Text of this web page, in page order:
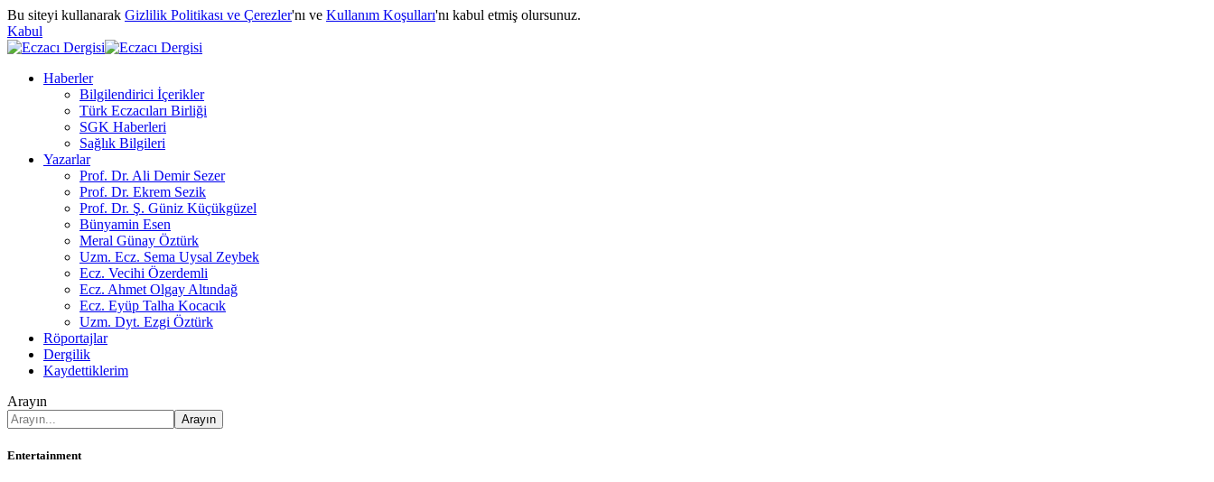
Bu siteyi kullanarak Gizlilik Politikası ve Çerezler'nı ve Kullanım Koşulları'nı kabul etmiş olursunuz.
Kabul
Haberler
Bilgilendirici İçerikler
Türk Eczacıları Birliği
SGK Haberleri
Sağlık Bilgileri
Yazarlar
Prof. Dr. Ali Demir Sezer
Prof. Dr. Ekrem Sezik
Prof. Dr. Ş. Güniz Küçükgüzel
Bünyamin Esen
Meral Günay Öztürk
Uzm. Ecz. Sema Uysal Zeybek
Ecz. Vecihi Özerdemli
Ecz. Ahmet Olgay Altındağ
Ecz. Eyüp Talha Kocacık
Uzm. Dyt. Ezgi Öztürk
Röportajlar
Dergilik
Kaydettiklerim
Arayın
Entertainment